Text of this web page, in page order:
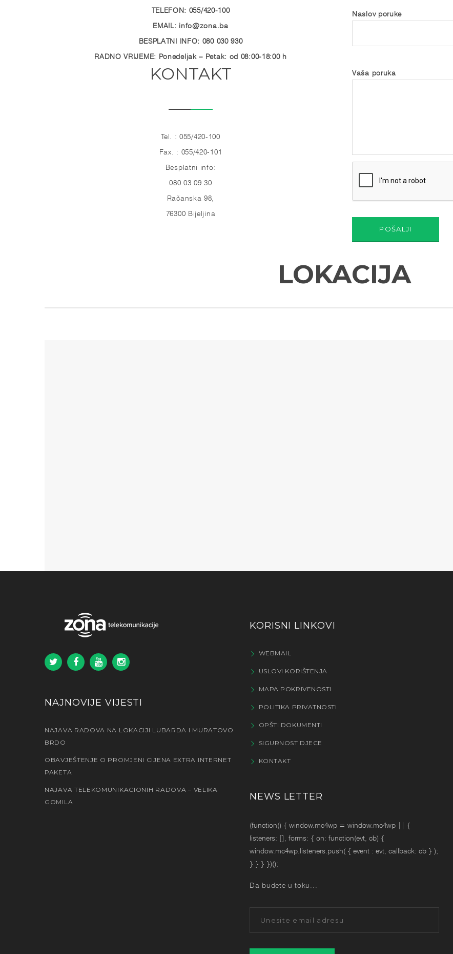
TELEFON: 055/420-100
EMAIL: info@zona.ba
BESPLATNI INFO: 080 030 930
RADNO VRIJEME: Ponedeljak – Petak: od 08:00-18:00 h
KONTAKT
Tel. : 055/420-100
Fax. : 055/420-101
Besplatni info:
080 03 09 30
Račanska 98,
76300 Bijeljina
Naslov poruke
Vaša poruka
LOKACIJA
NAJNOVIJE VIJESTI
NAJAVA RADOVA NA LOKACIJI LUBARDA I MURATOVO
BRDO
OBAVJEŠTENJE O PROMJENI CIJENA EXTRA INTERNET
PAKETA
NAJAVA TELEKOMUNIKACIONIH RADOVA – VELIKA
GOMILA
KORISNI LINKOVI
WEBMAIL
USLOVI KORIŠTENJA
MAPA POKRIVENOSTI
POLITIKA PRIVATNOSTI
OPŠTI DOKUMENTI
SIGURNOST DJECE
KONTAKT
NEWS LETTER
Da budete u toku...